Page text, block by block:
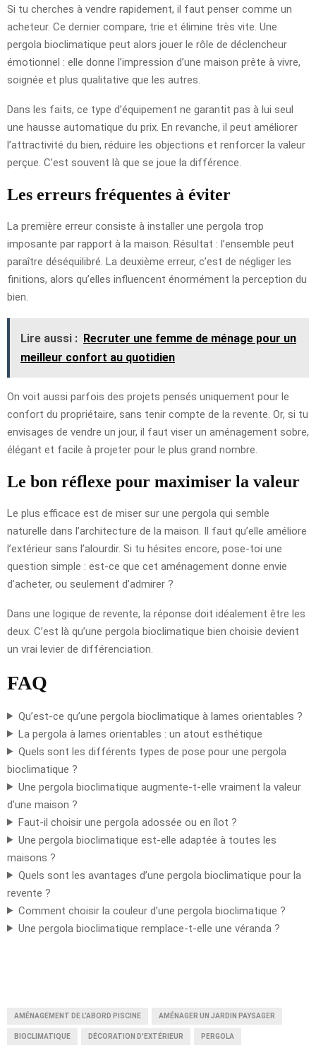
Si tu cherches à vendre rapidement, il faut penser comme un
acheteur. Ce dernier compare, trie et élimine très vite. Une
pergola bioclimatique peut alors jouer le rôle de déclencheur
émotionnel : elle donne l’impression d’une maison prête à vivre,
soignée et plus qualitative que les autres.
Dans les faits, ce type d’équipement ne garantit pas à lui seul
une hausse automatique du prix. En revanche, il peut améliorer
l’attractivité du bien, réduire les objections et renforcer la valeur
perçue. C’est souvent là que se joue la différence.
Les erreurs fréquentes à éviter
La première erreur consiste à installer une pergola trop
imposante par rapport à la maison. Résultat : l’ensemble peut
paraître déséquilibré. La deuxième erreur, c’est de négliger les
finitions, alors qu’elles influencent énormément la perception du
bien.
Lire aussi : Recruter une femme de ménage pour un
meilleur confort au quotidien
On voit aussi parfois des projets pensés uniquement pour le
confort du propriétaire, sans tenir compte de la revente. Or, si tu
envisages de vendre un jour, il faut viser un aménagement sobre,
élégant et facile à projeter pour le plus grand nombre.
Le bon réflexe pour maximiser la valeur
Le plus efficace est de miser sur une pergola qui semble
naturelle dans l’architecture de la maison. Il faut qu’elle améliore
l’extérieur sans l’alourdir. Si tu hésites encore, pose-toi une
question simple : est-ce que cet aménagement donne envie
d’acheter, ou seulement d’admirer ?
Dans une logique de revente, la réponse doit idéalement être les
deux. C’est là qu’une pergola bioclimatique bien choisie devient
un vrai levier de différenciation.
FAQ
Qu’est-ce qu’une pergola bioclimatique à lames orientables ?
La pergola à lames orientables : un atout esthétique
Quels sont les différents types de pose pour une pergola
bioclimatique ?
Une pergola bioclimatique augmente-t-elle vraiment la valeur
d’une maison ?
Faut-il choisir une pergola adossée ou en îlot ?
Une pergola bioclimatique est-elle adaptée à toutes les
maisons ?
Quels sont les avantages d’une pergola bioclimatique pour la
revente ?
Comment choisir la couleur d’une pergola bioclimatique ?
Une pergola bioclimatique remplace-t-elle une véranda ?
AMÉNAGEMENT DE L’ABORD PISCINE AMÉNAGER UN JARDIN PAYSAGER
BIOCLIMATIQUE DÉCORATION D'EXTÉRIEUR PERGOLA